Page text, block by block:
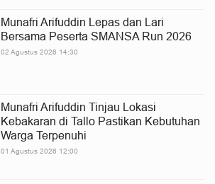
Munafri Arifuddin Lepas dan Lari
Bersama Peserta SMANSA Run 2026
02 Agustus 2026 14:30
Munafri Arifuddin Tinjau Lokasi
Kebakaran di Tallo Pastikan Kebutuhan
Warga Terpenuhi
01 Agustus 2026 12:00